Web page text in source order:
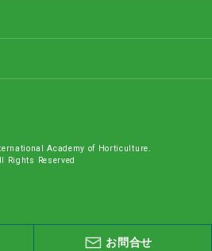
Academy of Horticulture.
Rights Reserved
お問合せ